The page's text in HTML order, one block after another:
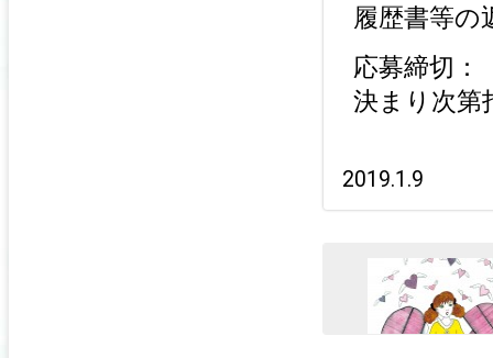
履歴書等の
応募締切：
決まり次第
2019.1.9